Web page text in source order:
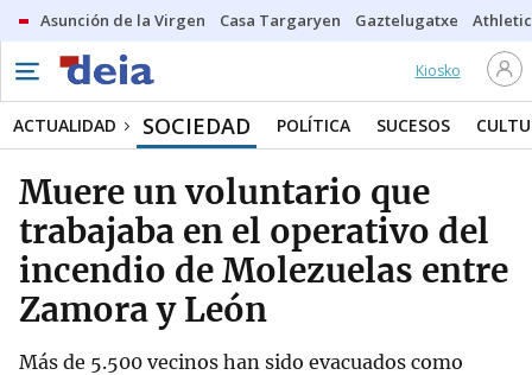
Asunción de la Virgen Casa Targaryen Gaztelugatxe Athletic
Kiosko
ACTUALIDAD SOCIEDAD POLÍTICA SUCESOS
Muere un voluntario que
trabajaba en el operativo del
incendio de Molezuelas entre
Zamora y León
Más de 5.500 vecinos han sido evacuados como